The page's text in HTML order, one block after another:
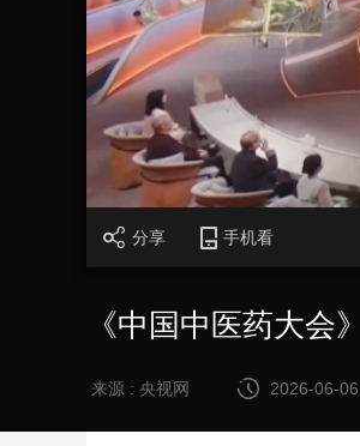
CCTV.节目官网 直播
分享 手机看
《中国中医药大会
来源 : 央视网 2026-06-